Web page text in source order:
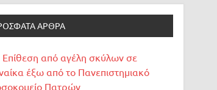
ΆΡΘΡΑ
Επίθεση από αγέλη σκύλων σε
έξω από το Πανεπιστημιακό
Πατρών